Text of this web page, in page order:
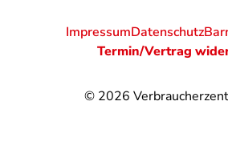
© 2026
ImpressumDatenschutz
Termin/Vertrag